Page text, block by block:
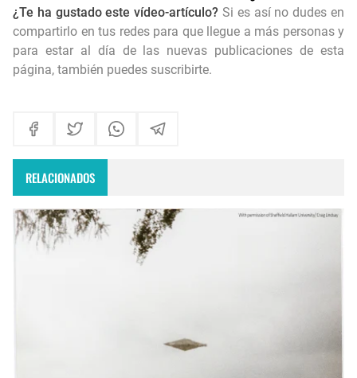
¿Te ha gustado este vídeo-artículo? Si es así no dudes en
compartirlo en tus redes para que llegue a más personas y
para estar al día de las nuevas publicaciones de esta
página, también puedes suscribirte.
RELACIONADOS